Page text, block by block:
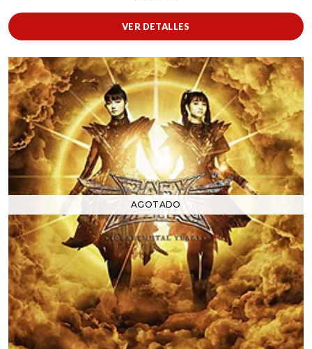
VER DETALLES
AGOTADO